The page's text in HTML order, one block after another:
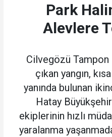
Park
Alevlere
Cilvegözü Tampon
çıkan yangın,
yanında bulunan
Hatay
ekiplerinin hızlı
yaralanma